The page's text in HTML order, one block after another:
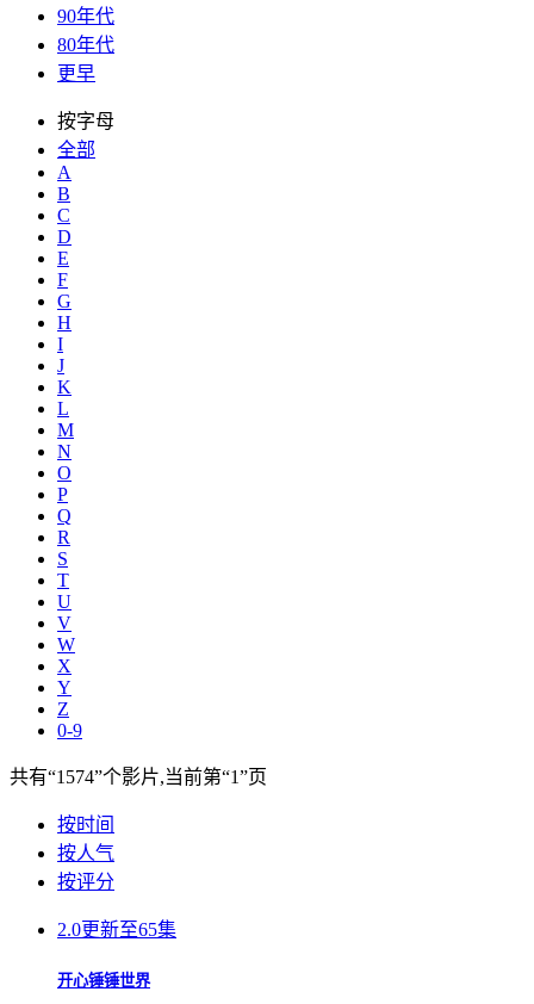
90年代
80年代
更早
按字母
全部
A
B
C
D
E
F
G
H
I
J
K
L
M
N
O
P
Q
R
S
T
U
V
W
X
Y
Z
0-9
共有“1574”个影片,当前第“1”页
按时间
按人气
按评分
2.0更新至65集
开心锤锤世界